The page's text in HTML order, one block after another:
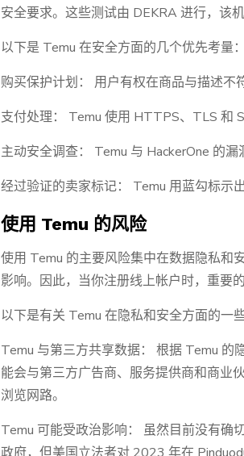
安全要求。这些测试由 DEKRA 进行，该
以下是 Temu 在安全方面的几个优先考量：
购买保护计划： 用户有权在商品与描述不
支付处理： Temu 使用 HTTPS、TLS 和
主动安全调查： Temu 与 HackerOne 的
经过验证的卖家标记： Temu 用蓝勾标示
使用 Temu 的风险
使用 Temu 的主要风险集中在数据隐私和
影响。因此，当你注册线上帐户时，重要
以下是有关 Temu 在隐私和安全方面的一些
Temu 与第三方共享数据： 根据 Temu
能会与第三方广告商、服务提供商和商业
浏览网路。
Temu 可能受政治影响： 虽然目前没有确